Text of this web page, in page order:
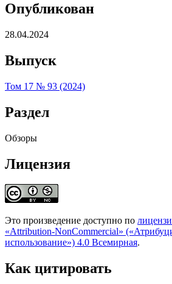
Опубликован
28.04.2024
Выпуск
Том 17 № 93 (2024)
Раздел
Обзоры
Лицензия
Это произведение доступно по
«Attribution-NonCommercial»
использование») 4.0 Всемирная.
Как цитировать